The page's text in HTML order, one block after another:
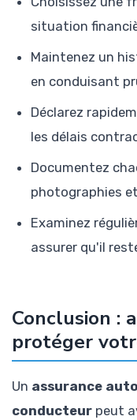
situation
Maintenez un
en conduisant
Déclarez
les délais
Documentez
photographies
Examinez
assurer qu'il
Conclusion :
protéger
Un assurance
conducteur peut